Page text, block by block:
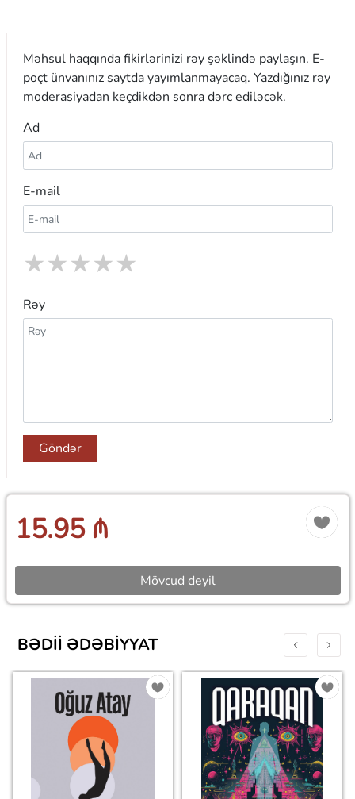
Məhsul haqqında fikirlərinizi rəy şəklində paylaşın. E-
poçt ünvanınız saytda yayımlanmayacaq. Yazdığınız rəy
moderasiyadan keçdikdən sonra dərc ediləcək.
Ad
E-mail
★
★
★
★
★
Rəy
Göndər
15.95 ₼
Mövcud deyil
BƏDII ƏDƏBIYYAT